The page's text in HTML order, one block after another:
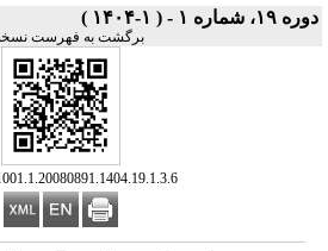
دوره ۱۹، شماره ۱ - ( ۱-۱۴۰۴ )
برگشت به فهرست